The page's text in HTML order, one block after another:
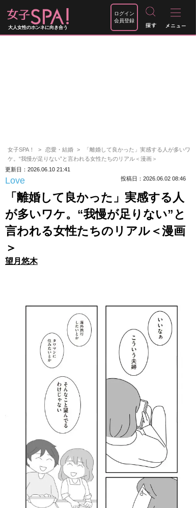
大人女性のホンネに向き合う
ログイン
会員登録
女子SPA！ 恋愛・結婚
「離婚して良かった」実感する人が多いワ
ケ。“我慢が足りない”と言われる女性たちのリアル＜漫画＞
更新日：2026.06.10 21:41
Love 投稿日：2026.06.02 08:46
「離婚して良かった」実感する人
が多いワケ。“我慢が足りない”と
言われる女性たちのリアル＜漫画
＞
望月悠木